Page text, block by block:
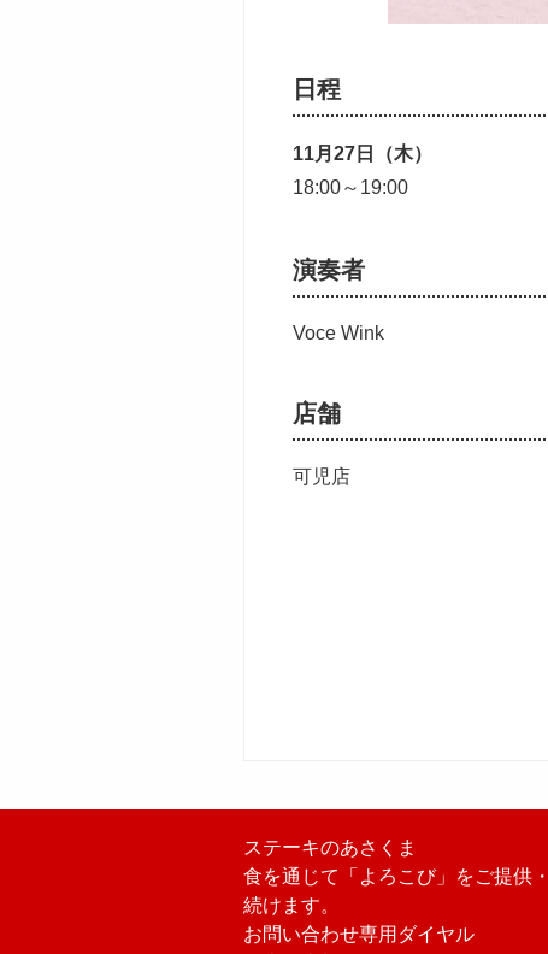
日程
11月27日（木）
18:00～19:00
演奏者
Voce Wink
店舗
可児店
ステーキのあさくま
食を通じて「よろこび」をご提供
続けます。
お問い合わせ専用ダイヤル